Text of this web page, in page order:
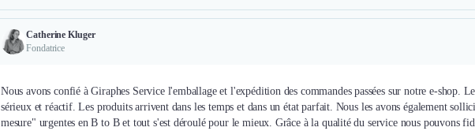
Catherine Kluger
Fondatrice
Nous avons confié à Giraphes Service l'emballage et l'expédition des commandes passées sur notre e-shop.
sérieux et réactif. Les produits arrivent dans les temps et dans un état parfait. Nous les avons également
mesure" urgentes en B to B et tout s'est déroulé pour le mieux. Grâce à la qualité du service nous pouvons